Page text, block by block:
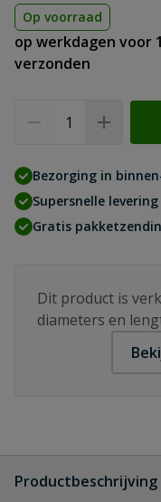
Op voorraad
op werkdagen voor
verzonden
Bezorging in
Supersnelle levering
Gratis
Dit product is
diameters en
Productbeschrijving